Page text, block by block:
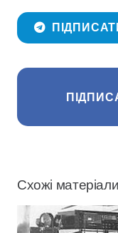
Схожі матеріали